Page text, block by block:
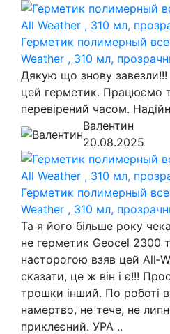
Герметик полимерный
Weather , 310 мл,
Дякую що знову
цей герметик. Працюємо
перевірений часом.
Валентин
20.08.2025
Герметик полимерный
Weather , 310 мл,
Та я його більше року
не герметик Geocel 2300
насторогою взяв цей
сказати, це ж він і є!!!
трошки інший. По роботі
намертво, не тече, не
приклеєний. УРА ..